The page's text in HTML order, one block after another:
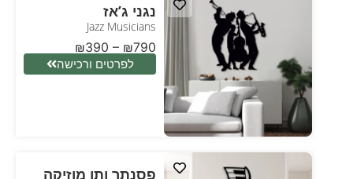
נגני ג’אז
Jazz Musicians
₪390 – ₪790
לפרטים ורכישה
פסנתר ותו מוזיקה